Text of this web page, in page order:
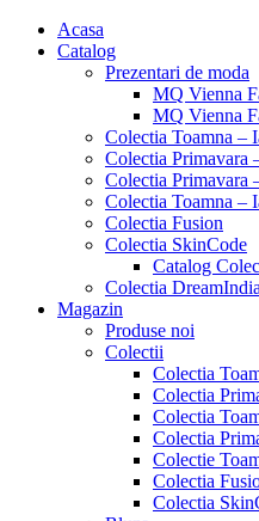
Acasa
Catalog
Prezentari de moda
MQ Vienna
MQ Vienna
Colectia Toamna –
Colectia Primavara
Colectia Primavara
Colectia Toamna –
Colectia Fusion
Colectia SkinCode
Catalog
Colectia
Magazin
Produse noi
Colectii
Colectia
Colectia
Colectia
Colectia
Colectie
Colectia
Colectia